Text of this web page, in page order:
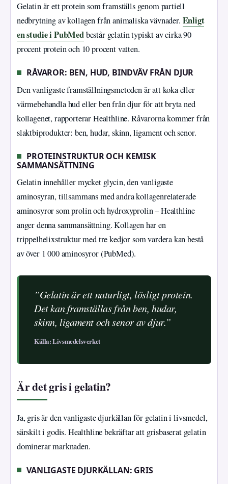
Gelatin är ett protein som framställs genom partiell
nedbrytning av kollagen från animaliska vävnader. Enligt
en studie i PubMedbestår gelatin typiskt av cirka 90
procent protein och 10 procent vatten.
RÅVAROR: BEN, HUD, BINDVÄV FRÅN DJUR
Den vanligaste framställningsmetoden är att koka eller
värmebehandla hud eller ben från djur för att bryta ned
kollagenet, rapporterar Healthline. Råvarorna kommer från
slaktbiprodukter: ben, hudar, skinn, ligament och senor.
PROTEINSTRUKTUR OCH KEMISK
SAMMANSÄTTNING
Gelatin innehåller mycket glycin, den vanligaste
aminosyran, tillsammans med andra kollagenrelaterade
aminosyror som prolin och hydroxyprolin – Healthline
anger denna sammansättning. Kollagen har en
trippelhelixstruktur med tre kedjor som vardera kan bestå
av över 1 000 aminosyror (PubMed).
”Gelatin är ett naturligt, lösligt protein.
Det kan framställas från ben, hudar,
skinn, ligament och senor av djur.”
Källa: Livsmedelsverket
Är det gris i gelatin?
Ja, gris är den vanligaste djurkällan för gelatin i livsmedel,
särskilt i godis. Healthline bekräftar att grisbaserat gelatin
dominerar marknaden.
VANLIGASTE DJURKÄLLAN: GRIS